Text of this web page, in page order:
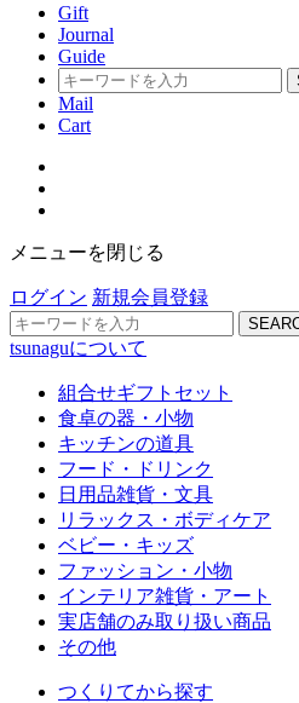
Gift
Journal
Guide
Mail
Cart
メニューを閉じる
ログイン 新規会員登録
tsunaguについて
組合せギフトセット
食卓の器・小物
キッチンの道具
フード・ドリンク
日用品雑貨・文具
リラックス・ボディケア
ベビー・キッズ
ファッション・小物
インテリア雑貨・アート
実店舗のみ取り扱い商品
その他
つくりてから探す